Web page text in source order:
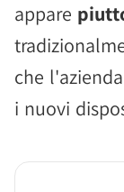
appare
che
i nuovi